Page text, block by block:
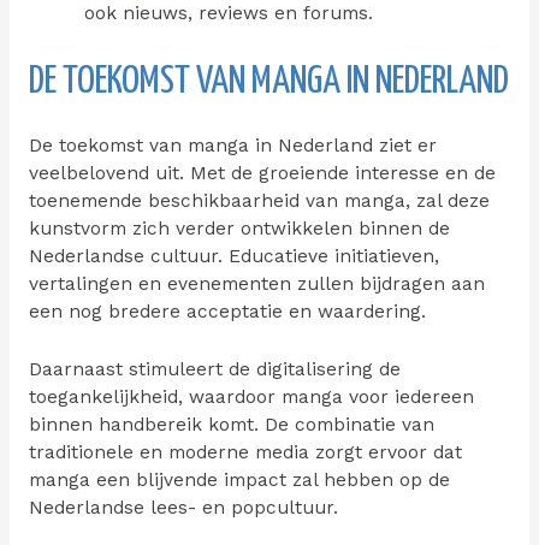
ook nieuws, reviews en forums.
DE TOEKOMST VAN MANGA IN NEDERLAND
De toekomst van manga in Nederland ziet er
veelbelovend uit. Met de groeiende interesse en de
toenemende beschikbaarheid van manga, zal deze
kunstvorm zich verder ontwikkelen binnen de
Nederlandse cultuur. Educatieve initiatieven,
vertalingen en evenementen zullen bijdragen aan
een nog bredere acceptatie en waardering.
Daarnaast stimuleert de digitalisering de
toegankelijkheid, waardoor manga voor iedereen
binnen handbereik komt. De combinatie van
traditionele en moderne media zorgt ervoor dat
manga een blijvende impact zal hebben op de
Nederlandse lees- en popcultuur.